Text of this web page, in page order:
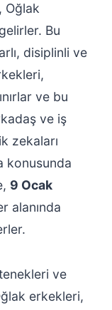
Oğlak
Bu
disiplinli ve
ve bu
ve iş
zekaları
konusunda
9 Ocak
alanında
ve
erkekleri,